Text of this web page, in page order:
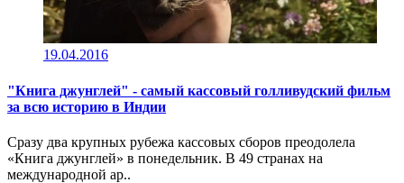
19.04.2016
"Книга джунглей" - самый кассовый голливудский фильм
за всю историю в Индии
Сразу два крупных рубежа кассовых сборов преодолела
«Книга джунглей» в понедельник. В 49 странах на
международной ар..